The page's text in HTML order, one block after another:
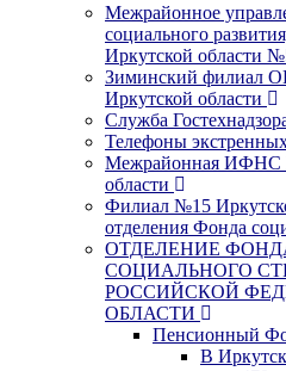
Межрайонное
социального
Иркутской области
Зиминский филиал
Иркутской области
Служба
Телефоны
Межрайонная ИФНС
области
Филиал №15
отделения Фонда
ОТДЕЛЕНИЕ
СОЦИАЛЬНОГО
РОССИЙСКОЙ
ОБЛАСТИ
Пенсионный
В